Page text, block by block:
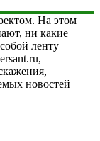
На этом
ни какие
ленту
новостей